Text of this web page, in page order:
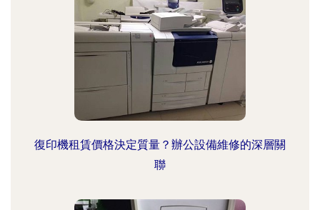
復印機租賃價格決定質量？辦公設備維修的深層關
聯